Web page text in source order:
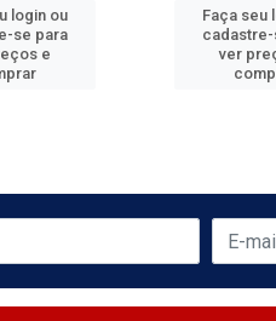
login ou
se para
e
Faça seu
ver